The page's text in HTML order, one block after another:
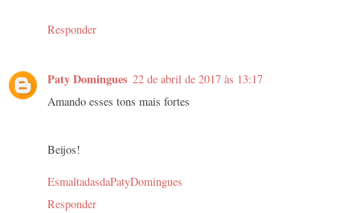
Responder
Paty Domingues 22 de abril de 2017 às 13:17
Amando esses tons mais fortes
Beijos!
EsmaltadasdaPatyDomingues
Responder